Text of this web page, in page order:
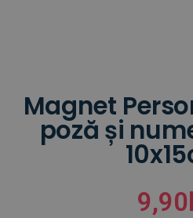
Magnet
poză și
9,90